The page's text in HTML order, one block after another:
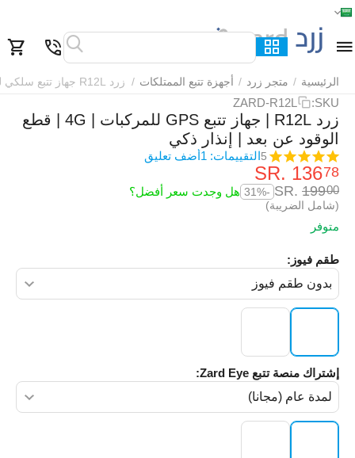
الرئيسية / متجر زرد / أجهزة تتبع الممتلكات / زرد R12L جهاز تتبع سلكي للمركبات
SKU:
ZARD-R12L
زرد R12L | جهاز تتبع GPS للمركبات | 4G | قطع
الوقود عن بعد | إنذار ذكي
5التقييمات: 1 أضف تعليق
SR.‎136
SR.‎199
-31% هل وجدت سعر أفضل؟
(شامل الضريبة)
متوفر
طقم فيوز:
إشتراك منصة تتبع Zard Eye:
الرئيسية القائمة بحث السلة قائمة المفضلة